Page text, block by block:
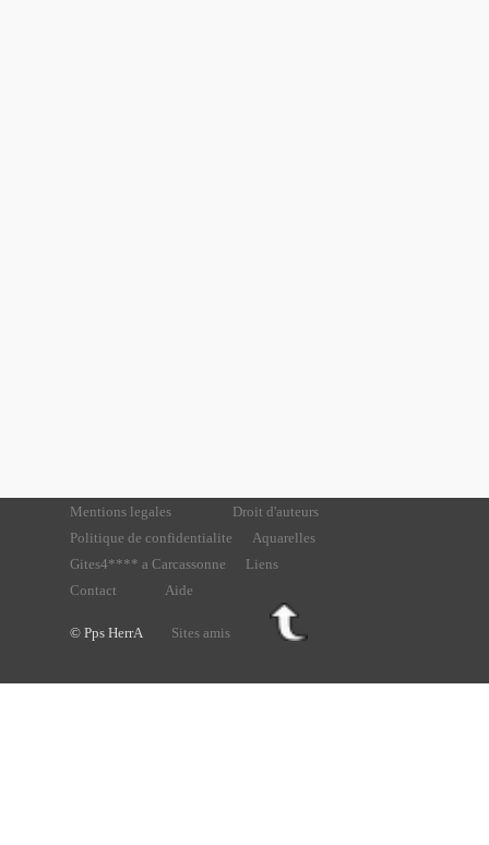
Mentions legales
Droit d'auteurs
Politique de confidentialite
Aquarelles
Gites4**** a Carcassonne
Liens
Contact
Aide
© Pps HerrA Sites amis